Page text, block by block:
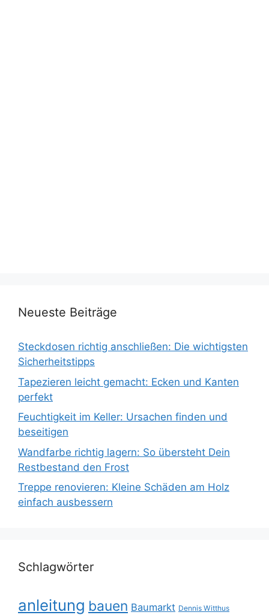
Neueste Beiträge
Steckdosen richtig anschließen: Die wichtigsten
Sicherheitstipps
Tapezieren leicht gemacht: Ecken und Kanten
perfekt
Feuchtigkeit im Keller: Ursachen finden und
beseitigen
Wandfarbe richtig lagern: So übersteht Dein
Restbestand den Frost
Treppe renovieren: Kleine Schäden am Holz
einfach ausbessern
Schlagwörter
anleitung bauen Baumarkt Dennis Witthus